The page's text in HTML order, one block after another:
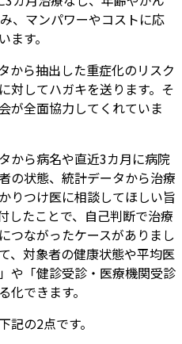
、マンパワーやコストに応
す。
から抽出した重症化のリスク
対してハガキを送ります。そ
が全面協力してくれていま
から病名や直近3カ月に病院
の状態、統計データから治療
りつけ医に相談してほしい旨
したことで、自己判断で治療
つながったケースがありまし
、対象者の健康状態や平均医
や「健診受診・医療機関受診
できます。
記の2点です。